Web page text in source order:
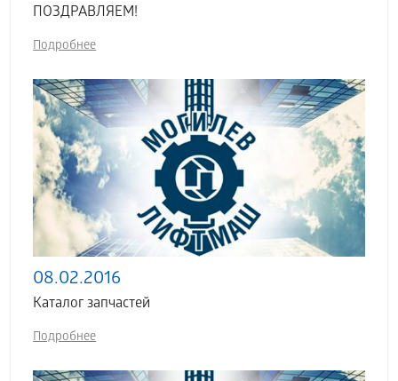
ПОЗДРАВЛЯЕМ!
Подробнее
08.02.2016
Каталог запчастей
Подробнее